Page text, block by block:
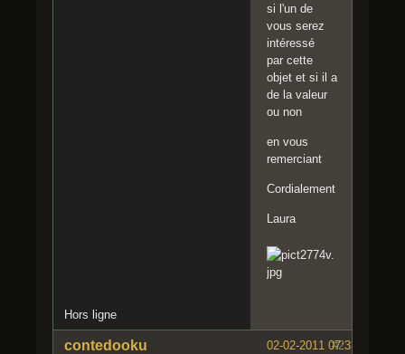
si l'un de
vous serez
intéressé
par cette
objet et si il a
de la valeur
ou non
en vous
remerciant
Cordialement
Laura
Hors ligne
#2
02-02-2011 07:33:49
contedooku